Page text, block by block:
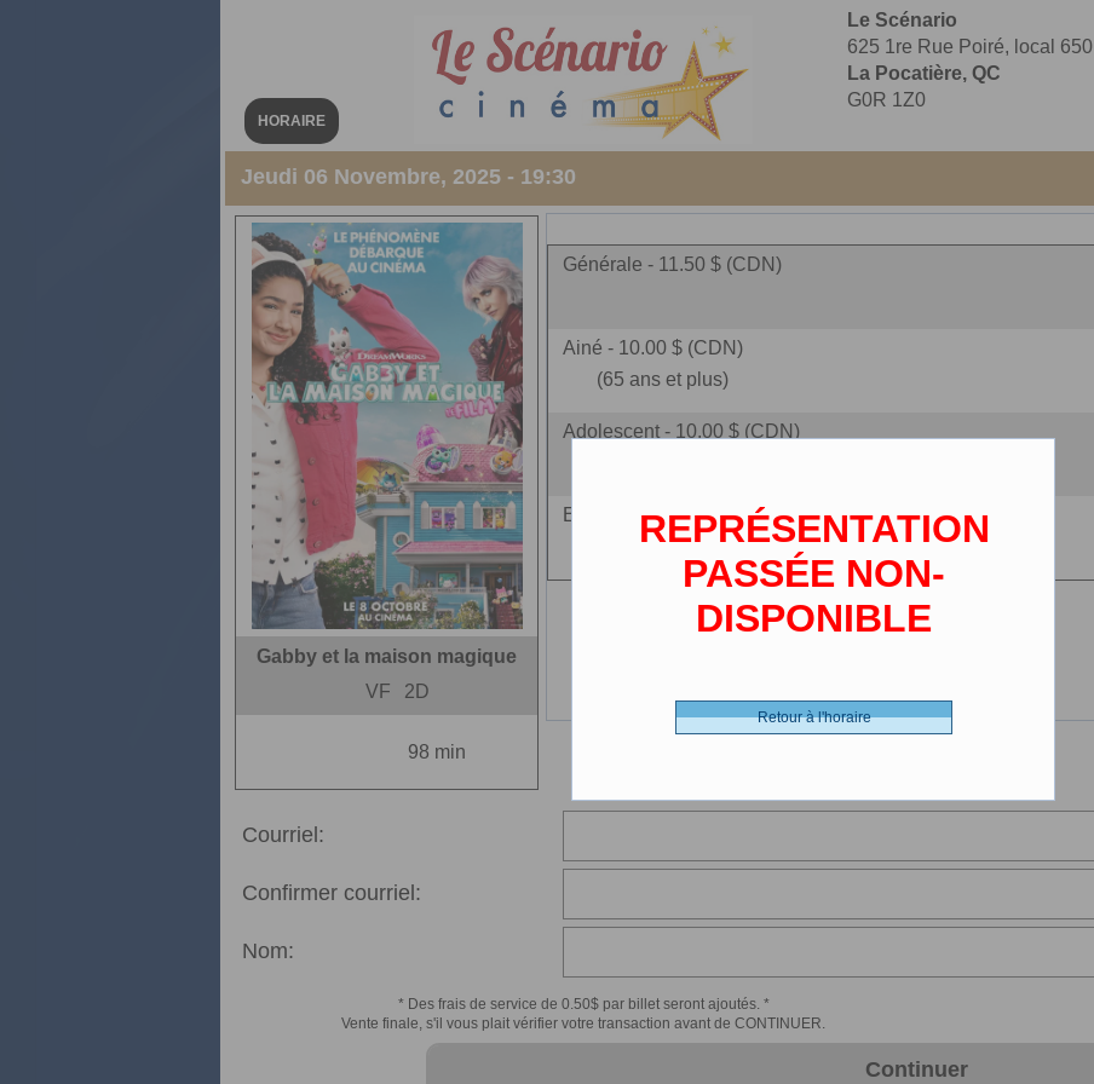
HORAIRE
Le Scénario
625 1re Rue Poiré, local 650
La Pocatière, QC
G0R 1Z0
Jeudi 06 Novembre, 2025 - 19:30
Gabby et la maison magique
VF
2D
98 min
Générale - 11.50 $ (CDN)
Ainé - 10.00 $ (CDN)
(65 ans et plus)
Adolescent - 10.00 $ (CDN)
Enfant - 7.25 $ (CDN)
(13 ans et moins)
Courriel:
Confirmer courriel:
Nom:
* Des frais de service de 0.50$ par billet seront ajoutés. *
Vente finale, s'il vous plait vérifier votre transaction avant de CONTINUER.
Continuer
REPRÉSENTATION
PASSÉE NON-
DISPONIBLE
Retour à l'horaire